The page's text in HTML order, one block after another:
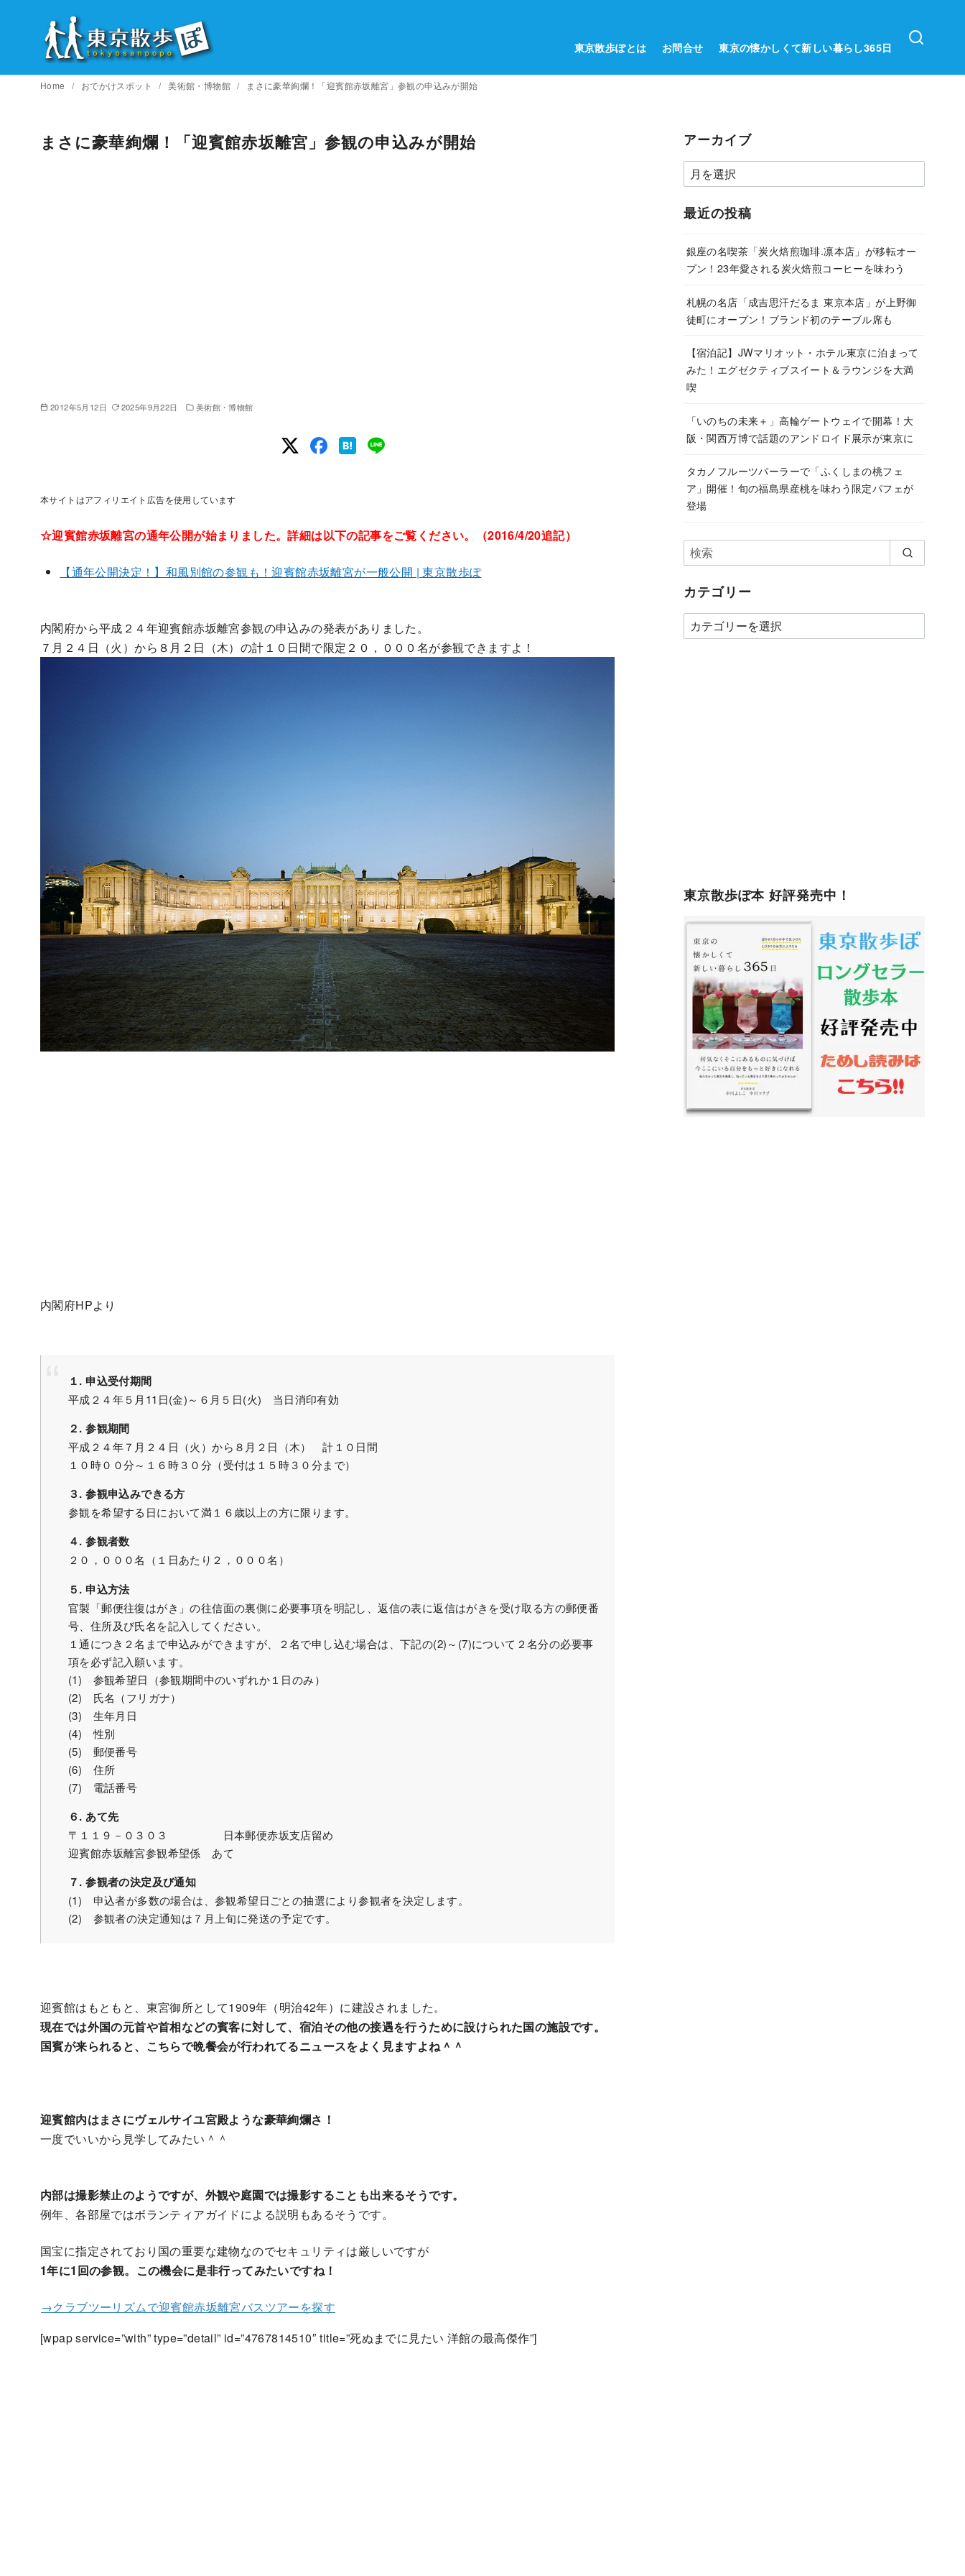
東京散歩ぽとは お問合せ 東京の懐かしくて新しい暮らし365日
Home おでかけスポット 美術館・博物館 まさに豪華絢爛！「迎賓館赤坂離宮」参観の申込みが開始
まさに豪華絢爛！「迎賓館赤坂離宮」参観の申込みが開始
2012年5月12日 2025年9月22日 美術館・博物館
本サイトはアフィリエイト広告を使用しています
☆迎賓館赤坂離宮の通年公開が始まりました。詳細は以下の記事をご覧ください。（2016/4/20追記）
【通年公開決定！】和風別館の参観も！迎賓館赤坂離宮が一般公開 | 東京散歩ぽ
内閣府から平成２４年迎賓館赤坂離宮参観の申込みの発表がありました。
７月２４日（火）から８月２日（木）の計１０日間で限定２０，０００名が参観できますよ！
内閣府HPより
１. 申込受付期間
平成２４年５月11日(金)～６月５日(火) 当日消印有効
２. 参観期間
平成２４年７月２４日（火）から８月２日（木） 計１０日間
１０時００分～１６時３０分（受付は１５時３０分まで）
３. 参観申込みできる方
参観を希望する日において満１６歳以上の方に限ります。
４. 参観者数
２０，０００名（１日あたり２，０００名）
５. 申込方法
官製「郵便往復はがき」の往信面の裏側に必要事項を明記し、返信の表に返信はがきを受け取る方の郵便番
号、住所及び氏名を記入してください。
１通につき２名まで申込みができますが、２名で申し込む場合は、下記の(2)～(7)について２名分の必要事
項を必ず記入願います。
(1) 参観希望日（参観期間中のいずれか１日のみ）
(2) 氏名（フリガナ）
(3) 生年月日
(4) 性別
(5) 郵便番号
(6) 住所
(7) 電話番号
６. あて先
〒１１９－０３０３ 日本郵便赤坂支店留め
迎賓館赤坂離宮参観希望係 あて
７. 参観者の決定及び通知
(1) 申込者が多数の場合は、参観希望日ごとの抽選により参観者を決定します。
(2) 参観者の決定通知は７月上旬に発送の予定です。
迎賓館はもともと、東宮御所として1909年（明治42年）に建設されました。
現在では外国の元首や首相などの賓客に対して、宿泊その他の接遇を行うために設けられた国の施設です。
国賓が来られると、こちらで晩餐会が行われてるニュースをよく見ますよね＾＾
迎賓館内はまさにヴェルサイユ宮殿ような豪華絢爛さ！
一度でいいから見学してみたい＾＾
内部は撮影禁止のようですが、外観や庭園では撮影することも出来るそうです。
例年、各部屋ではボランティアガイドによる説明もあるそうです。
国宝に指定されており国の重要な建物なのでセキュリティは厳しいですが
1年に1回の参観。この機会に是非行ってみたいですね！
→クラブツーリズムで迎賓館赤坂離宮バスツアーを探す
[wpap service=”with” type=”detail” id=”4767814510″ title=”死ぬまでに見たい 洋館の最高傑作”]
アーカイブ
ア
ー
カ
ブ
最近の投稿
銀座の名喫茶「炭火焙煎珈琲.凛本店」が移転オー
プン！23年愛される炭火焙煎コーヒーを味わう
札幌の名店「成吉思汗だるま 東京本店」が上野御
徒町にオープン！ブランド初のテーブル席も
【宿泊記】JWマリオット・ホテル東京に泊まって
みた！エグゼクティブスイート＆ラウンジを大満
喫
「いのちの未来＋」高輪ゲートウェイで開幕！大
阪・関西万博で話題のアンドロイド展示が東京に
タカノフルーツパーラーで「ふくしまの桃フェ
ア」開催！旬の福島県産桃を味わう限定パフェが
登場
カテゴリー
カ
テ
東京散歩ぽ本 好評発売中！